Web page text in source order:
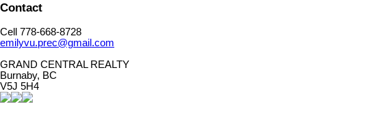
Contact
Cell 778-668-8728
emilyvu.prec@gmail.com
GRAND CENTRAL REALTY
Burnaby, BC
V5J 5H4